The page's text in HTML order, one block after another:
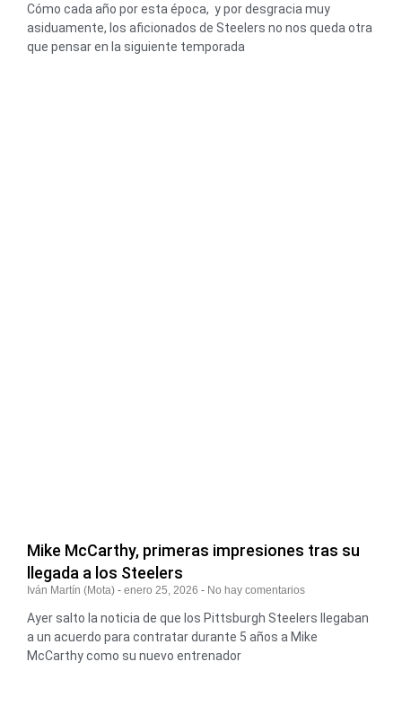
Cómo cada año por esta época, y por desgracia muy
asiduamente, los aficionados de Steelers no nos queda otra
que pensar en la siguiente temporada
Mike McCarthy, primeras impresiones tras su
llegada a los Steelers
Iván Martín (Mota) enero 25, 2026 No hay comentarios
Ayer salto la noticia de que los Pittsburgh Steelers llegaban
a un acuerdo para contratar durante 5 años a Mike
McCarthy como su nuevo entrenador